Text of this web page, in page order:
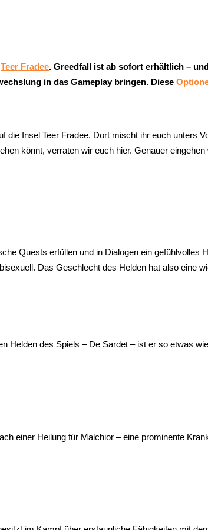
Teer Fradee. Greedfall ist ab sofort erhältlich –
in das Gameplay bringen. Diese
Insel Teer Fradee. Dort mischt ihr euch unters
könnt, verraten wir euch hier. Genauer
Quests erfüllen und in Dialogen ein
Das Geschlecht des Helden hat also eine
Helden des Spiels – De Sardet – ist er so etwas
einer Heilung für Malchior – eine prominente